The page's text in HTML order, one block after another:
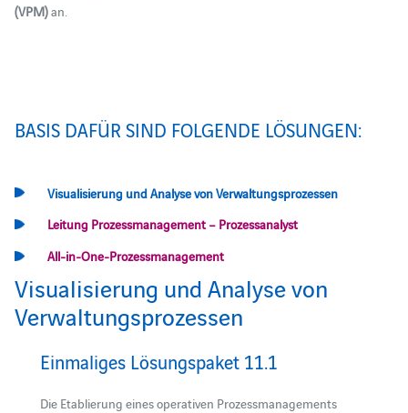
(VPM)an.
BASIS DAFÜR SIND FOLGENDE LÖSUNGEN:
Visualisierung und Analyse von Verwaltungsprozessen
Leitung Prozessmanagement – Prozessanalyst
All-in-One-Prozessmanagement
Visualisierung und Analyse von
Verwaltungsprozessen
Einmaliges Lösungspaket 11.1
Die Etablierung eines operativen Prozessmanagements